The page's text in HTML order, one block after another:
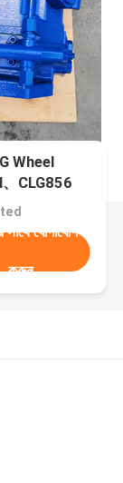
Wheel
CLG856
সাথে যোগাযোগ
করুন